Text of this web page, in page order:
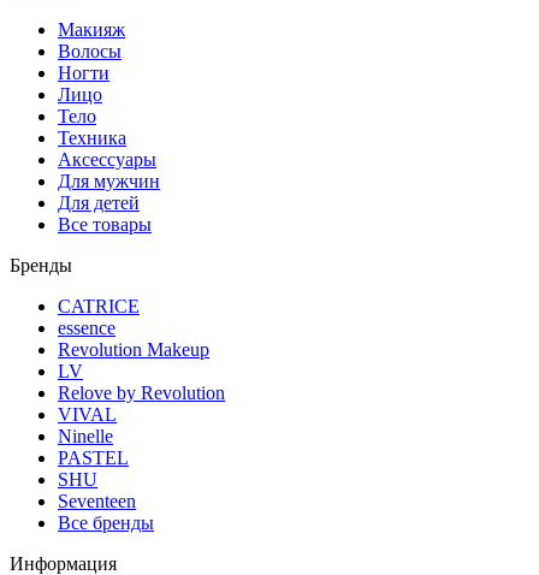
Макияж
Волосы
Ногти
Лицо
Тело
Техника
Аксессуары
Для мужчин
Для детей
Все товары
Бренды
CATRICE
essence
Revolution Makeup
LV
Relove by Revolution
VIVAL
Ninelle
PASTEL
SHU
Seventeen
Все бренды
Информация